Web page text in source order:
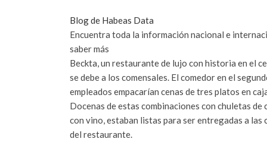
Blog de Habeas Data
Encuentra toda la información nacional e
saber más
Beckta, un restaurante de lujo con historia en el
se debe a los comensales. El comedor en el
empleados empacarían cenas de tres platos en
Docenas de estas combinaciones con chuletas
con vino, estaban listas para ser entregadas a
del restaurante.